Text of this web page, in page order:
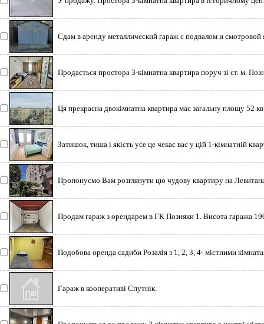
Сдам в аренду металлический гараж с подвалом и смотровой
Продається простора 3-кімнатна квартира поруч зі ст. м.
Ця прекрасна двокімнатна квартира має загальну площу 52
Затишок, тиша і якість усе це чекає вас у цій 1-кімнатній
Пропонуємо Вам розглянути цю чудову квартиру на
Продам гараж з орендарем в ГК Позняки 1. Висота гаража
Подобова оренда садиби Розалія з 1, 2, 3, 4- містними
Гараж в кооперативі Спутнік.